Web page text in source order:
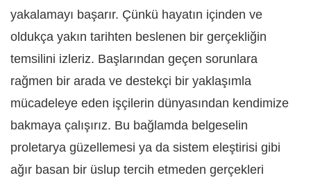
yakalamayı başarır. Çünkü hayatın içinden ve
oldukça yakın tarihten beslenen bir gerçekliğin
temsilini izleriz. Başlarından geçen sorunlara
rağmen bir arada ve destekçi bir yaklaşımla
mücadeleye eden işçilerin dünyasından kendimize
bakmaya çalışırız. Bu bağlamda belgeselin
proletarya güzellemesi ya da sistem eleştirisi gibi
ağır basan bir üslup tercih etmeden gerçekleri